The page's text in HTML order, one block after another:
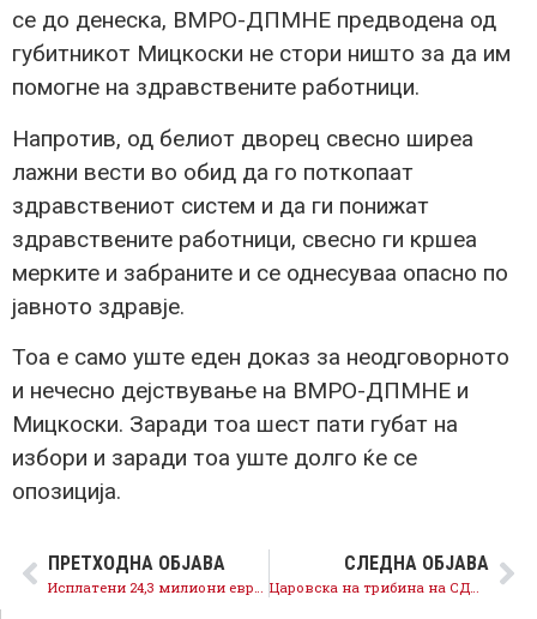
се до денеска, ВМРО-ДПМНЕ предводена од
губитникот Мицкоски не стори ништо за да им
помогне на здравствените работници.
Напротив, од белиот дворец свесно ширеа
лажни вести во обид да го поткопаат
здравствениот систем и да ги понижат
здравствените работници, свесно ги кршеа
мерките и забраните и се однесуваа опасно по
јавното здравје.
Тоа е само уште еден доказ за неодговорното
и нечесно дејствување на ВМРО-ДПМНЕ и
Мицкоски. Заради тоа шест пати губат на
избори и заради тоа уште долго ќе се
опозиција.
ПРЕТХОДНА ОБЈАВА
Исплатени 24,3 милиони евра бескаматни кредити на над 2.100 субјекти со над 16.000 вработени, продолжува поддршката за домашната економија
СЛЕДНА ОБЈАВА
Царовска на трибина на СДММ: Главен столб на новата концепција на основното образование е родовата рамноправност којашто носи придобивки за сите